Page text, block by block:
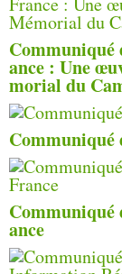
Communiqué
ance : Une
morial du
Communiqué
ance